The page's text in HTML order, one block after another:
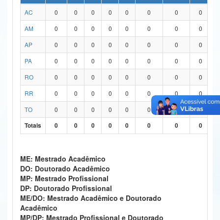
Ministério da Ciência, Tecnologia, Inovações e Comunicações
Ministério do Meio Ambiente
Ministério do Turismo
Ministério do Desenvolvimento Regional
Controladoria-Geral da União
Ministério da Mulher, da Família e dos Direitos Humanos
Secretaria-Geral
Gabinete de Segurança Institucional
Advocacia-Geral da União
Banco Central do Brasil
AC
0 0 0 0 0 0 0 0
AM
0 0 0 0 0 0 0 0
AP
0 0 0 0 0 0 0 0
PA
0 0 0 0 0 0 0 0
RO
0 0 0 0 0 0 0 0
RR
0 0 0 0 0 0 0 0
TO
0 0 0 0 0 0 0 0
Totais
0 0 0 0 0 0 0 0
ME: Mestrado Acadêmico
DO: Doutorado Acadêmico
MP: Mestrado Profissional
DP: Doutorado Profissional
ME/DO: Mestrado Acadêmico e Doutorado
Acadêmico
MP/DP: Mestrado Profissional e Doutorado